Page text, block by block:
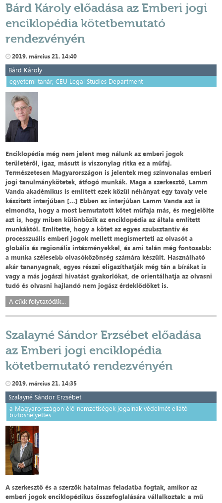
Bárd Károly előadása az Emberi jogi
enciklopédia kötetbemutató
rendezvényén
2019. március 21. 14:40
Bárd Károly
egyetemi tanár, CEU Legal Studies Department
Enciklopédia még nem jelent meg nálunk az emberi jogok
területéről, igaz, másutt is viszonylag ritka ez a műfaj.
Természetesen Magyarországon is jelentek meg színvonalas emberi
jogi tanulmánykötetek, átfogó munkák. Maga a szerkesztő, Lamm
Vanda akadémikus is említett ezek közül néhányat egy tavaly vele
készített interjúban [...] Ebben az interjúban Lamm Vanda azt is
elmondta, hogy a most bemutatott kötet műfaja más, és megjelölte
azt is, hogy miben különbözik az enciklopédia az általa említett
munkáktól. Említette, hogy a kötet az egyes szubsztantív és
processzuális emberi jogok mellett megismerteti az olvasót a
globális és regionális intézményekkel, és ami talán még fontosabb:
a munka szélesebb olvasóközönség számára készült. Használható
akár tananyagnak, egyes részei eligazíthatják még tán a bírákat is
vagy a más jogászi hivatást gyakorlókat, de orientálhatja az olvasni
tudó és olvasni hajlandó nem jogász érdeklődőket is.
A cikk folytatódik...
Szalayné Sándor Erzsébet előadása
az Emberi jogi enciklopédia
kötetbemutató rendezvényén
2019. március 21. 14:35
Szalayné Sándor Erzsébet
a Magyarországon élő nemzetiségek jogainak védelmét ellátó
biztoshelyettes
A szerkesztő és a szerzők hatalmas feladatba fogtak, amikor az
emberi jogok enciklopédikus összefoglalására vállalkoztak: a mű